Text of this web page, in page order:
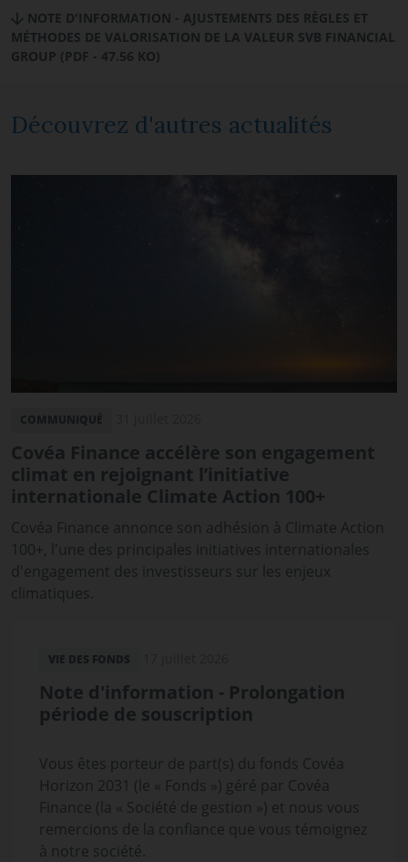
NOTE D'INFORMATION - AJUSTEMENTS DES RÈGLES ET
MÉTHODES DE VALORISATION DE LA VALEUR SVB FINANCIAL
GROUP (PDF - 47.56 KO)
Découvrez d'autres actualités
Covéa Finance accélère son engagement
climat en rejoignant l’initiative
internationale Climate Action 100+
Covéa Finance annonce son adhésion à Climate Action
100+, l'une des principales initiatives internationales
d'engagement des investisseurs sur les enjeux
climatiques.
VIE DES FONDS
Note d'information - Prolongation
période de souscription
Vous êtes porteur de part(s) du fonds Covéa
Horizon 2031 (le « Fonds ») géré par Covéa
Finance (la « Société de gestion ») et nous vous
remercions de la confiance que vous témoignez
à notre société.